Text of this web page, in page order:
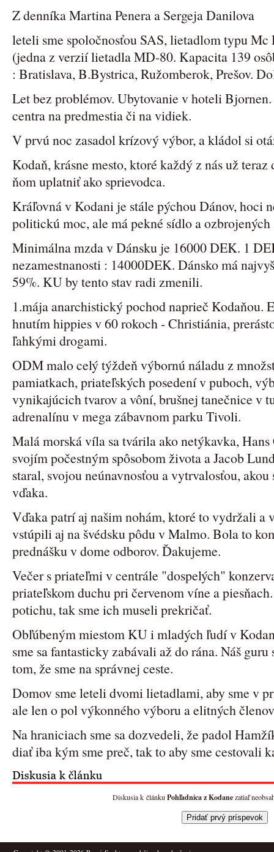
Z denníka Martina Penera a Sergeja Danilova
leteli sme spoločnosťou SAS, lietadlom typu
(jedna z verzií lietadla MD-80. Kapacita 139
: Bratislava, B.Bystrica, Ružomberok, Prešov.
Let bez problémov. Ubytovanie v hoteli
centra na predmestia či na vidiek.
V prvú noc zasadol krízový výbor, a kládol si
Kodaň, krásne mesto, ktoré každý z nás už
ňom uplatniť ako sprievodca.
Kráľovná v Kodani je stále pýchou Dánov, hoci
politickú moc, ale má pekné sídlo a ozbrojených
Minimálna mzda v Dánsku je 16000 DEK. 1
nezamestnanosti : 14000DEK. Dánsko má
59%. KU by tento stav radi zmenili.
1.mája anarchistický pochod naprieč Kodaňou.
hnutím hippies v 60 rokoch - Christiánia,
ľahkými drogami.
ODM malo celý týždeň výbornú náladu z
pamiatkach, priateľských posedení v puboch,
vynikajúcich tvarov a vôní, brušnej tanečnice v
adrenalínu v mega zábavnom parku Tivoli.
Malá morská víla sa tvárila ako netýkavka,
svojím počestným spôsobom života a Jacob
staral, svojou neúnavnosťou a vytrvalosťou,
vďaka.
Vďaka patrí aj našim nohám, ktoré to vydržali a
vstúpili aj na švédsku pôdu v Malmo. Bola to
prednášku v dome odborov. Ďakujeme.
Večer s priateľmi v centrále "dospelých"
priateľskom duchu pri červenom víne a
potichu, tak sme ich museli prekričať.
Obľúbeným miestom KU i mladých ľudí v
sme sa fantasticky zabávali až do rána. Náš
tom, že sme na správnej ceste.
Domov sme leteli dvomi lietadlami, aby sme v
ale len o pol výkonného výboru a elitných
Na hraniciach sme sa dozvedeli, že padol
diať iba kým sme preč, tak to aby sme cestovali
Diskusia k článkuPohľadnica z Kodanezatiaľ